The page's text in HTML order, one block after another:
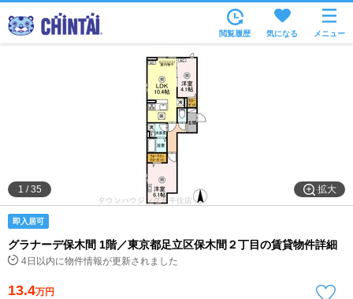
沿線・駅から
住所から
家賃相場から
通勤通学時間から
物件特集から
不動産会社から
閲覧履歴 気になる メニュー
拡大
1 /35
即入居可
グラナーデ保木間 1階／東京都足立区保木間２丁目の賃貸物件詳細
4日以内に物件情報が更新されました
13.4万円